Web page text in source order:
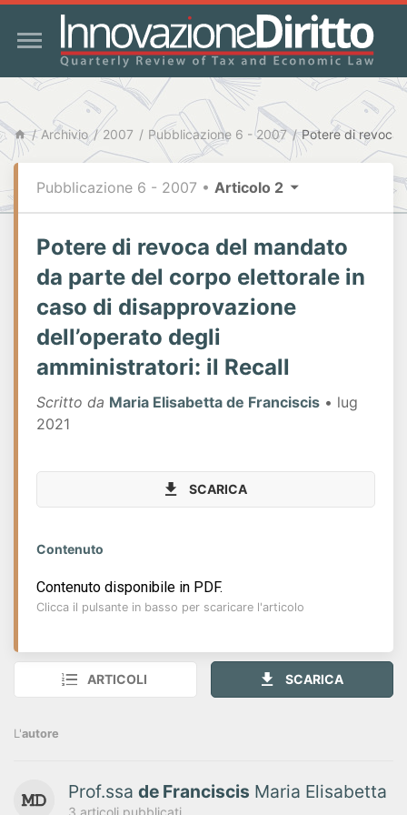
Archivio 2007 Pubblicazione 6 - 2007
Pubblicazione 6 - 2007 • Articolo 2
Potere di revoca del mandato
da parte del corpo elettorale in
caso di disapprovazione
dell’operato degli
amministratori: il Recall
Scritto da Maria Elisabetta de Franciscis • lug
2021
SCARICA
Contenuto
Contenuto disponibile in PDF.
Clicca il pulsante in basso per scaricare l'articolo
ARTICOLI SCARICA
L'autore
Prof.ssa de Franciscis Maria Elisabetta
3 articoli pubblicati